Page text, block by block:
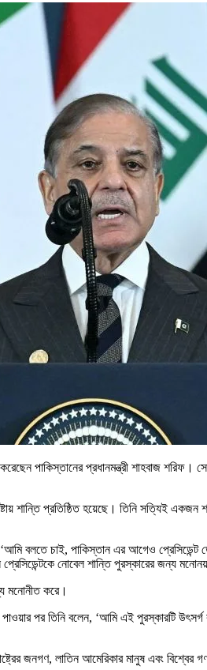
পাকিস্তানের প্রধানমন্ত্রী শাহবাজ
প্রতিষ্ঠিত হয়েছে। তিনি সত্যিই একজন
বলতে চাই, পাকিস্তান এর আগেও
নোবেল শান্তি পুরস্কারের জন্য
মনোনীত করে।
পর তিনি বলেন, ‘আমি এই পুরস্কারটি
জনগণ, লাতিন আমেরিকার মানুষ এবং